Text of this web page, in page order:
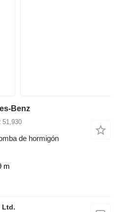
Benz
51,930
de hormigón
m
Ltd.